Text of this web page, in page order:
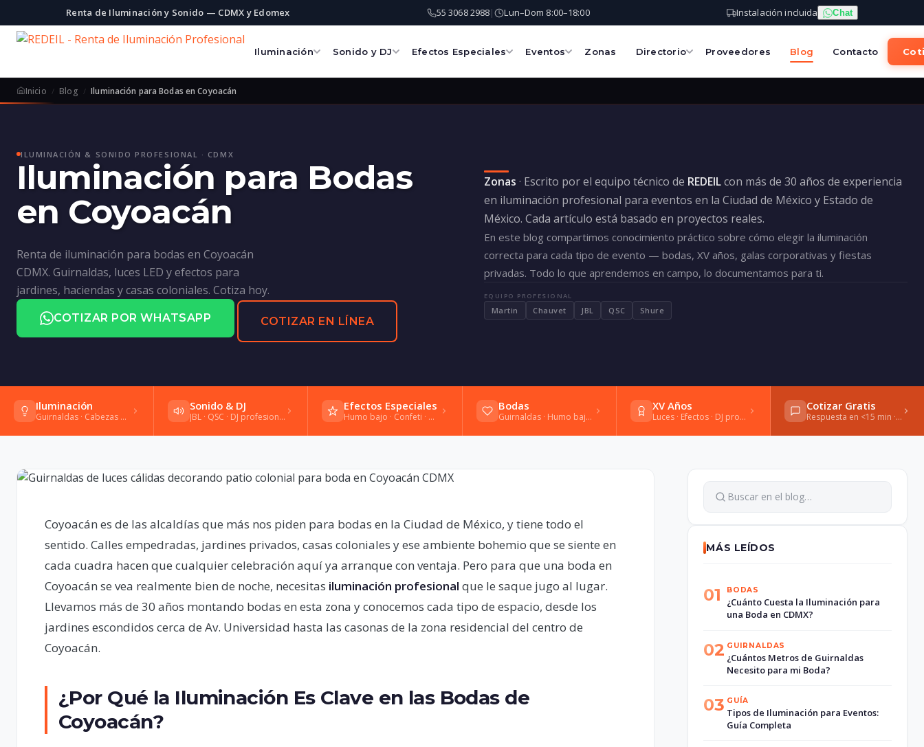
Renta de Iluminación y Sonido — CDMX y Edomex 55 3068 2988| Lun–Dom 8:00–18:00 Instalación incluida Chat
Iluminación Sonido y DJ Efectos Especiales Eventos Zonas Directorio Proveedores Blog Contacto
Inicio Blog Iluminación para Bodas en Coyoacán
ILUMINACIÓN & SONIDO PROFESIONAL · CDMX
Iluminación para Bodas
en Coyoacán
Renta de iluminación para bodas en Coyoacán
CDMX. Guirnaldas, luces LED y efectos para
jardines, haciendas y casas coloniales. Cotiza hoy.
COTIZAR POR WHATSAPP COTIZAR EN LÍNEA
Zonas · Escrito por el equipo técnico de REDEILcon más de 30 años de experiencia
en iluminación profesional para eventos en la Ciudad de México y Estado de
México. Cada artículo está basado en proyectos reales.
En este blog compartimos conocimiento práctico sobre cómo elegir la iluminación
correcta para cada tipo de evento — bodas, XV años, galas corporativas y fiestas
privadas. Todo lo que aprendemos en campo, lo documentamos para ti.
EQUIPO PROFESIONAL
Martin Chauvet JBL QSC Shure
Iluminación
Guirnaldas · Cabezas móviles · Gobos
Sonido & DJ
JBL · QSC · DJ profesional · Shure
Efectos Especiales
Humo bajo · Confeti · Bengalas frías
Bodas
Guirnaldas · Humo bajo · Vals
XV Años
Luces · Efectos · DJ profesional
Cotizar Gratis
Respuesta en <15 min · WhatsApp
Coyoacán es de las alcaldías que más nos piden para bodas en la Ciudad de México, y tiene todo el
sentido. Calles empedradas, jardines privados, casas coloniales y ese ambiente bohemio que se siente en
cada cuadra hacen que cualquier celebración aquí ya arranque con ventaja. Pero para que una boda en
Coyoacán se vea realmente bien de noche, necesitas iluminación profesional que le saque jugo al lugar.
Llevamos más de 30 años montando bodas en esta zona y conocemos cada tipo de espacio, desde los
jardines escondidos cerca de Av. Universidad hasta las casonas de la zona residencial del centro de
Coyoacán.
¿Por Qué la Iluminación Es Clave en las Bodas de
Coyoacán?
MÁS LEÍDOS
01 BODAS
¿Cuánto Cuesta la Iluminación para
una Boda en CDMX?
02 GUIRNALDAS
¿Cuántos Metros de Guirnaldas
Necesito para mi Boda?
03 GUÍA
Tipos de Iluminación para Eventos:
Guía Completa